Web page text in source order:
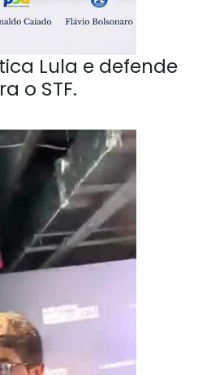
Lula e defende
o STF.